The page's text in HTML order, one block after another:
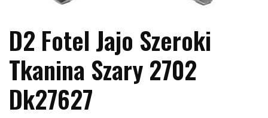
D2 Fotel Jajo Szeroki
Tkanina Szary 2702
Dk27627